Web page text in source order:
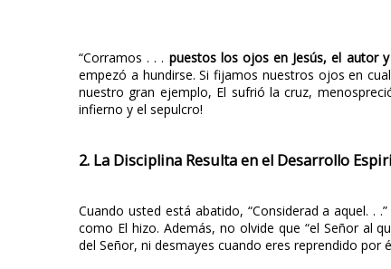
“Corramos . . . puestos los ojos en Jesús, el autor
empezó a hundirse. Si fijamos nuestros ojos en
nuestro gran ejemplo, El sufrió la cruz,
infierno y el sepulcro!
2. La Disciplina Resulta en el Desarrollo
Cuando usted está abatido, “Considerad a aquel. .
como El hizo. Además, no olvide que “el Señor al
del Señor, ni desmayes cuando eres reprendido por